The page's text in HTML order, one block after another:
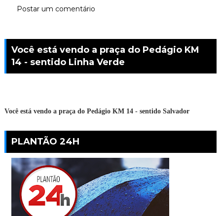
Postar um comentário
Você está vendo a praça do Pedágio KM
14 - sentido Linha Verde
Você está vendo a praça do Pedágio KM 14 - sentido Salvador
PLANTÃO 24H